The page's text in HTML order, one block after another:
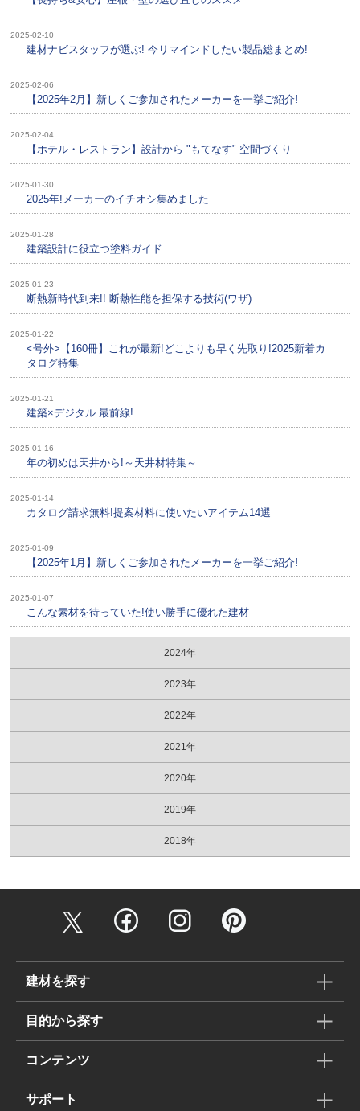
2025-02-10
建材ナビスタッフが選ぶ! 今リマインドしたい製品総まとめ!
2025-02-06
【2025年2月】新しくご参加されたメーカーを一挙ご紹介!
2025-02-04
【ホテル・レストラン】設計から "もてなす" 空間づくり
2025-01-30
2025年!メーカーのイチオシ集めました
2025-01-28
建築設計に役立つ塗料ガイド
2025-01-23
断熱新時代到来!! 断熱性能を担保する技術(ワザ)
2025-01-22
<号外>【160冊】これが最新!どこよりも早く先取り!2025新着カ
タログ特集
2025-01-21
建築×デジタル 最前線!
2025-01-16
年の初めは天井から!～天井材特集～
2025-01-14
カタログ請求無料!提案材料に使いたいアイテム14選
2025-01-09
【2025年1月】新しくご参加されたメーカーを一挙ご紹介!
2025-01-07
こんな素材を待っていた!使い勝手に優れた建材
2024年
2023年
2022年
2021年
2020年
2019年
2018年
建材を探す
目的から探す
コンテンツ
サポート